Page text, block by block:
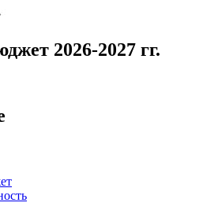
2026-2027 гг.